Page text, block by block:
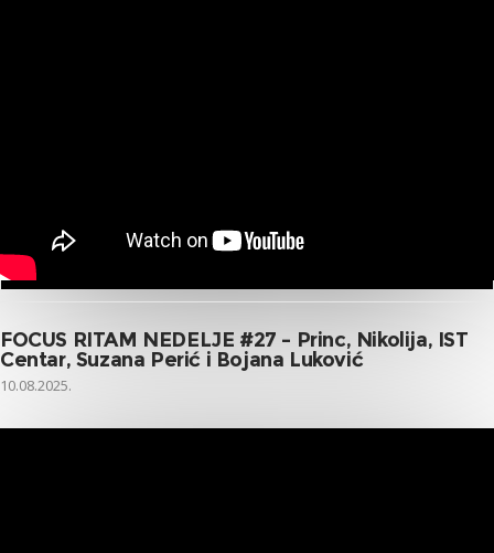
FOCUS RITAM NEDELJE #27 – Princ, Nikolija, IST
Centar, Suzana Perić i Bojana Luković
10.08.2025.